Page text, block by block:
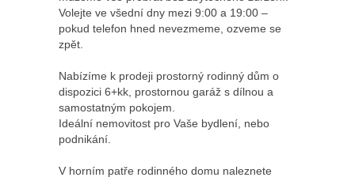
Volejte ve všední dny mezi 9:00 a 19:00 –
pokud telefon hned nevezmeme, ozveme se
zpět.
Nabízíme k prodeji prostorný rodinný dům o
dispozici 6+kk, prostornou garáž s dílnou a
samostatným pokojem.
Ideální nemovitost pro Vaše bydlení, nebo
podnikání.
V horním patře rodinného domu naleznete